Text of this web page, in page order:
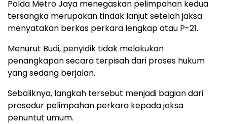
Polda Metro Jaya menegaskan pelimpahan kedua
tersangka merupakan tindak lanjut setelah jaksa
menyatakan berkas perkara lengkap atau P-21.
Menurut Budi, penyidik tidak melakukan
penangkapan secara terpisah dari proses hukum
yang sedang berjalan.
Sebaliknya, langkah tersebut menjadi bagian dari
prosedur pelimpahan perkara kepada jaksa
penuntut umum.